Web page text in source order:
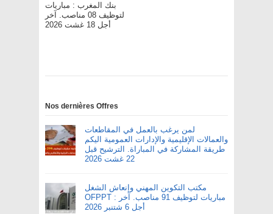
بنك المغرب : مباريات
لتوظيف 08 مناصب. آخر
أجل 18 غشت 2026
Nos dernières Offres
لمن يرغب بالعمل في المقاطعات
والعمالات الإقليمية والإدارات العمومية اليكم
طريقة المشاركة في المباراة. الترشيح قبل
22 غشت 2026
مكتب التكوين المهني وإنعاش الشغل
OFPPT : مباريات لتوظيف 91 مناصب. آخر
أجل 6 شتنبر 2026